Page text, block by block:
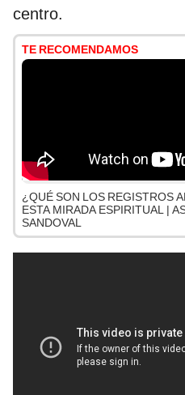
centro.
TE RECOMENDAMOS
¿QUÉ SON LOS REGISTROS
ESTA MIRADA ESPIRITUAL |
SANDOVAL